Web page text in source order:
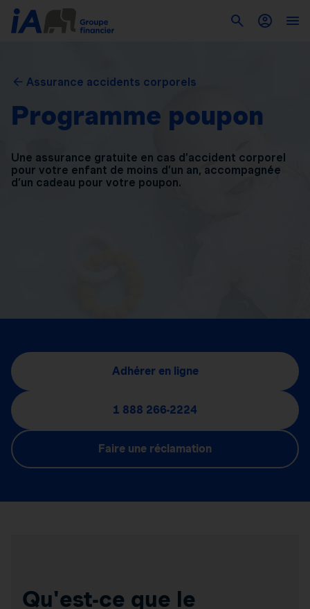
Assurance accidents corporels
Programme poupon
Une assurance gratuite en cas d’accident corporel
pour votre enfant de moins d’un an, accompagnée
d’un cadeau pour votre poupon.
Adhérer en ligne
1 888 266-2224
Faire une réclamation
Qu'est-ce que le